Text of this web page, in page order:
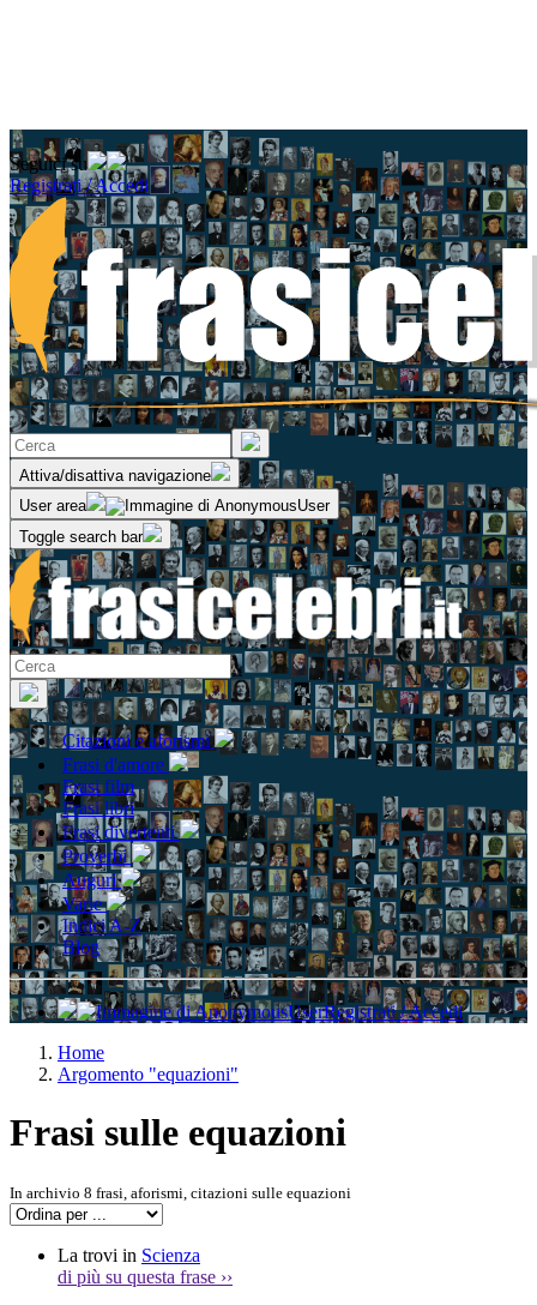
Seguici su
Registrati / Accedi
Attiva/disattiva navigazione
User area
Toggle search bar
Citazioni e aforismi
Frasi d'amore
Frasi film
Frasi libri
Frasi divertenti
Proverbi
Auguri
Varie
Indici A-Z
Blog
Registrati / Accedi
Home
Argomento "equazioni"
Frasi sulle equazioni
In archivio 8 frasi, aforismi, citazioni sulle equazioni
La trovi in Scienza
di più su questa frase ››